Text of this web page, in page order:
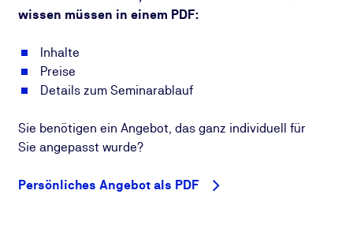
wissen müssen in einem PDF:
Inhalte
Preise
Details zum Seminarablauf
Sie benötigen ein Angebot, das ganz individuell für
Sie angepasst wurde?
Persönliches Angebot als PDF